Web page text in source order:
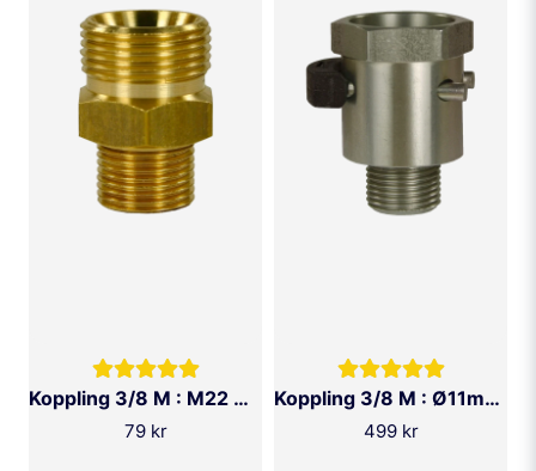
Koppling 3/8 M : M22 M Ø14 (Kränzle)
79 kr
Koppling 3/8 M : Ø11mm F (Kärcher)
499 kr